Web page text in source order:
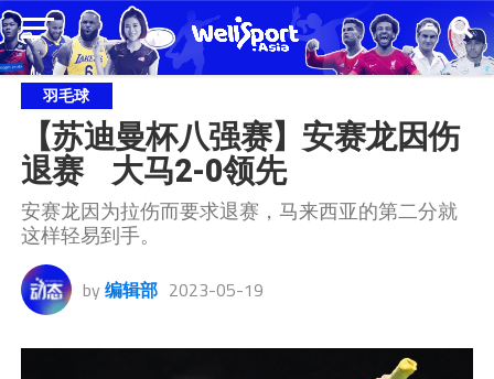
羽毛球
【苏迪曼杯八强赛】安赛龙因伤
退赛    大马2-0领先
安赛龙因为拉伤而要求退赛，马来西亚的第二分就
这样轻易到手。
by 编辑部 2023-05-19